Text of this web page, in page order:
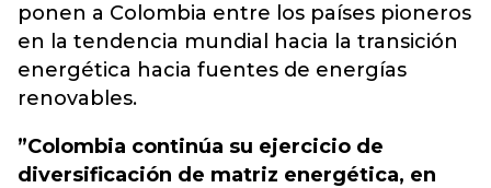
ponen a Colombia entre los países pioneros
en la tendencia mundial hacia la transición
energética hacia fuentes de energías
renovables.
”Colombia continúa su ejercicio de
diversificación de matriz energética, en